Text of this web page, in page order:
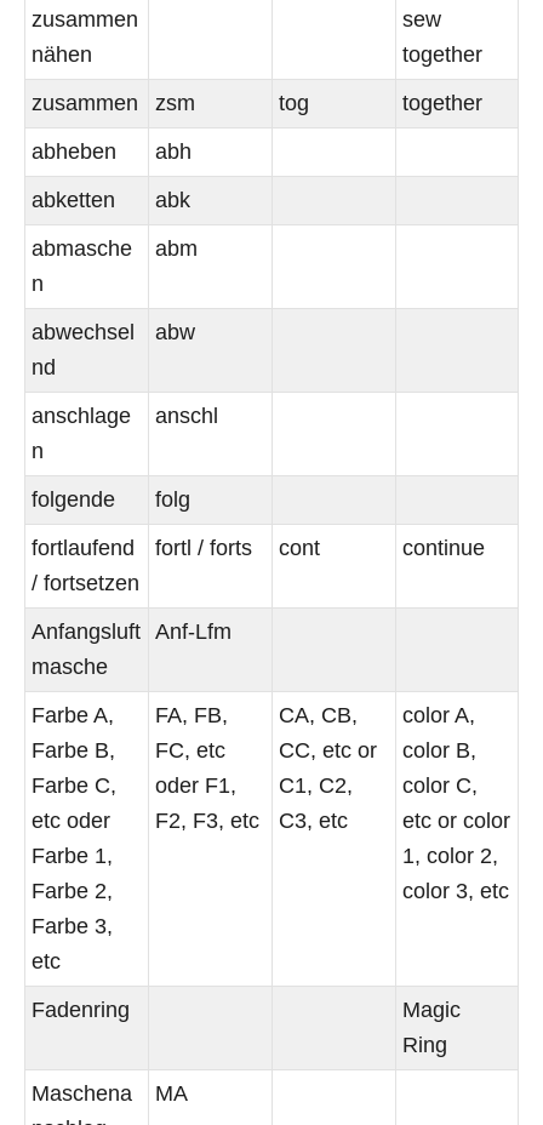
zusammen
nähen
sew
together
zusammen
zsm tog
together
abheben
abh
abketten
abk
abmasche
n
abm
abwechsel
nd
abw
anschlage
n
anschl
folgende
folg
fortlaufend
/ fortsetzen
fortl / forts cont continue
Anfangsluft
masche
Anf-Lfm
Farbe A,
Farbe B,
Farbe C,
etc oder
Farbe 1,
Farbe 2,
Farbe 3,
etc
FA, FB,
FC, etc
oder F1,
F2, F3, etc
CA, CB,
CC, etc or
C1, C2,
C3, etc
color A,
color B,
color C,
etc or color
1, color 2,
color 3, etc
Fadenring
Magic
Ring
Maschena
MA